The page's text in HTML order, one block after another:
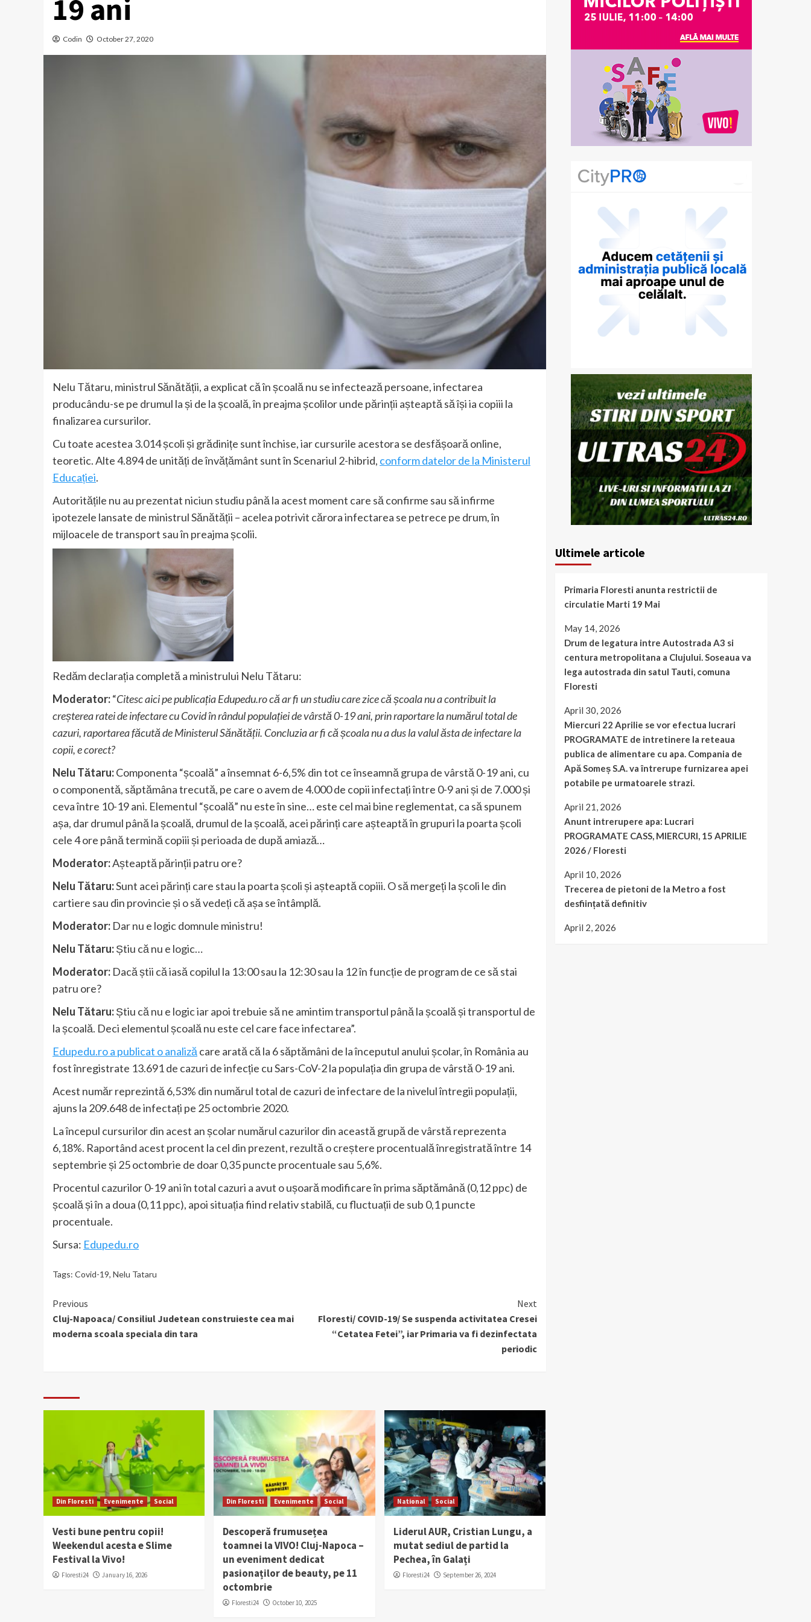
19 ani
Codin October 27, 2020
Nelu Tătaru, ministrul Sănătății, a explicat că în școală nu se infectează persoane, infectarea
producându-se pe drumul la și de la școală, în preajma școlilor unde părinții așteaptă să își ia copiii la
finalizarea cursurilor.
Cu toate acestea 3.014 școli și grădinițe sunt închise, iar cursurile acestora se desfășoară online,
teoretic. Alte 4.894 de unități de învățământ sunt în Scenariul 2-hibrid, conform datelor de la Ministerul
Educației.
Autoritățile nu au prezentat niciun studiu până la acest moment care să confirme sau să infirme
ipotezele lansate de ministrul Sănătății – acelea potrivit cărora infectarea se petrece pe drum, în
mijloacele de transport sau în preajma școlii.
Redăm declarația completă a ministrului Nelu Tătaru:
Moderator:“Citesc aici pe publicația Edupedu.ro că ar fi un studiu care zice că școala nu a contribuit la
creșterea ratei de infectare cu Covid în rândul populației de vârstă 0-19 ani, prin raportare la numărul total de
cazuri, raportarea făcută de Ministerul Sănătății. Concluzia ar fi că școala nu a dus la valul ăsta de infectare la
copii, e corect?
Nelu Tătaru:Componenta “școală” a însemnat 6-6,5% din tot ce înseamnă grupa de vârstă 0-19 ani, cu
o componentă, săptămâna trecută, pe care o avem de 4.000 de copii infectați între 0-9 ani și de 7.000 și
ceva între 10-19 ani. Elementul “școală” nu este în sine… este cel mai bine reglementat, ca să spunem
așa, dar drumul până la școală, drumul de la școală, acei părinți care așteaptă în grupuri la poarta școli
cele 4 ore până termină copiii și perioada de după amiază…
Moderator:Așteaptă părinții patru ore?
Nelu Tătaru:Sunt acei părinți care stau la poarta școli și așteaptă copiii. O să mergeți la școli le din
cartiere sau din provincie și o să vedeți că așa se întâmplă.
Moderator: Dar nu e logic domnule ministru!
Nelu Tătaru:Știu că nu e logic…
Moderator: Dacă știi că iasă copilul la 13:00 sau la 12:30 sau la 12 în funcție de program de ce să stai
patru ore?
Nelu Tătaru:Știu că nu e logic iar apoi trebuie să ne amintim transportul până la școală și transportul de
la școală. Deci elementul școală nu este cel care face infectarea”.
Edupedu.ro a publicat o analiză care arată că la 6 săptămâni de la începutul anului școlar, în România au
fost înregistrate 13.691 de cazuri de infecție cu Sars-CoV-2 la populația din grupa de vârstă 0-19 ani.
Acest număr reprezintă 6,53% din numărul total de cazuri de infectare de la nivelul întregii populații,
ajuns la 209.648 de infectați pe 25 octombrie 2020.
La începul cursurilor din acest an școlar numărul cazurilor din această grupă de vârstă reprezenta
6,18%. Raportând acest procent la cel din prezent, rezultă o creștere procentuală înregistrată între 14
septembrie și 25 octombrie de doar 0,35 puncte procentuale sau 5,6%.
Procentul cazurilor 0-19 ani în total cazuri a avut o ușoară modificare în prima săptămână (0,12 ppc) de
școală și în a doua (0,11 ppc), apoi situația fiind relativ stabilă, cu fluctuații de sub 0,1 puncte
procentuale.
Sursa: Edupedu.ro
Tags: Covid-19, Nelu Tataru
Continue
Reading
Previous
Cluj-Napoaca/ Consiliul Judetean construieste cea mai
moderna scoala speciala din tara
Next
Floresti/ COVID-19/ Se suspenda activitatea Cresei
“Cetatea Fetei”, iar Primaria va fi dezinfectata
periodic
Din Floresti Evenimente Social
Vesti bune pentru copii!
Weekendul acesta e Slime
Festival la Vivo!
Floresti24 January 16, 2026
Din Floresti Evenimente Social
Descoperă frumusețea
toamnei la VIVO! Cluj-Napoca –
un eveniment dedicat
pasionaților de beauty, pe 11
octombrie
Floresti24 October 10, 2025
National Social
Liderul AUR, Cristian Lungu, a
mutat sediul de partid la
Pechea, în Galați
Floresti24 September 26, 2024
Ultimele articole
Primaria Floresti anunta restrictii de
circulatie Marti 19 Mai
May 14, 2026
Drum de legatura intre Autostrada A3 si
centura metropolitana a Clujului. Soseaua va
lega autostrada din satul Tauti, comuna
Floresti
April 30, 2026
Miercuri 22 Aprilie se vor efectua lucrari
PROGRAMATE de intretinere la reteaua
publica de alimentare cu apa. Compania de
Apă Someș S.A. va întrerupe furnizarea apei
potabile pe urmatoarele strazi.
April 21, 2026
Anunt intrerupere apa: Lucrari
PROGRAMATE CASS, MIERCURI, 15 APRILIE
2026 / Floresti
April 10, 2026
Trecerea de pietoni de la Metro a fost
desființată definitiv
April 2, 2026